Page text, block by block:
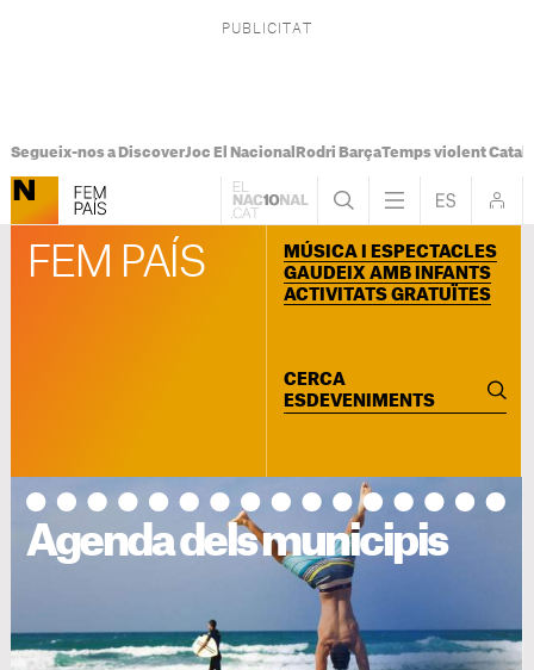
Segueix-nos a DiscoverJoc El Nacional Rodri BarçaTemps violent
FEM PAÍS
MÚSICA I ESPECTACLES
GAUDEIX AMB INFANTS
ACTIVITATS GRATUÏTES
CERCA
ESDEVENIMENTS
Agenda dels municipis